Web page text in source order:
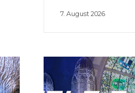
7. August 2026